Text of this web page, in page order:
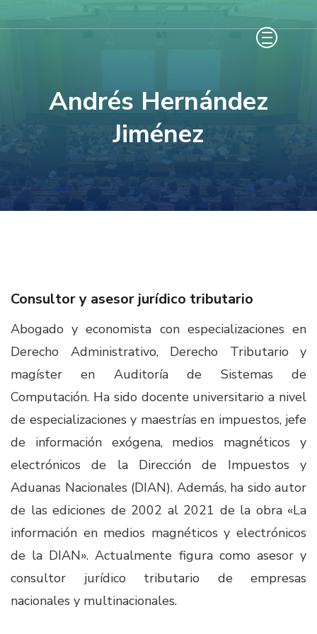
al
Intro)
Andrés Hernández
Jiménez
Consultor y asesor jurídico tributario
Abogado y economista con especializaciones en
Derecho Administrativo, Derecho Tributario y
magíster en Auditoría de Sistemas de
Computación. Ha sido docente universitario a nivel
de especializaciones y maestrías en impuestos, jefe
de información exógena, medios magnéticos y
electrónicos de la Dirección de Impuestos y
Aduanas Nacionales (DIAN). Además, ha sido autor
de las ediciones de 2002 al 2021 de la obra «La
información en medios magnéticos y electrónicos
de la DIAN». Actualmente figura como asesor y
consultor jurídico tributario de empresas
nacionales y multinacionales.